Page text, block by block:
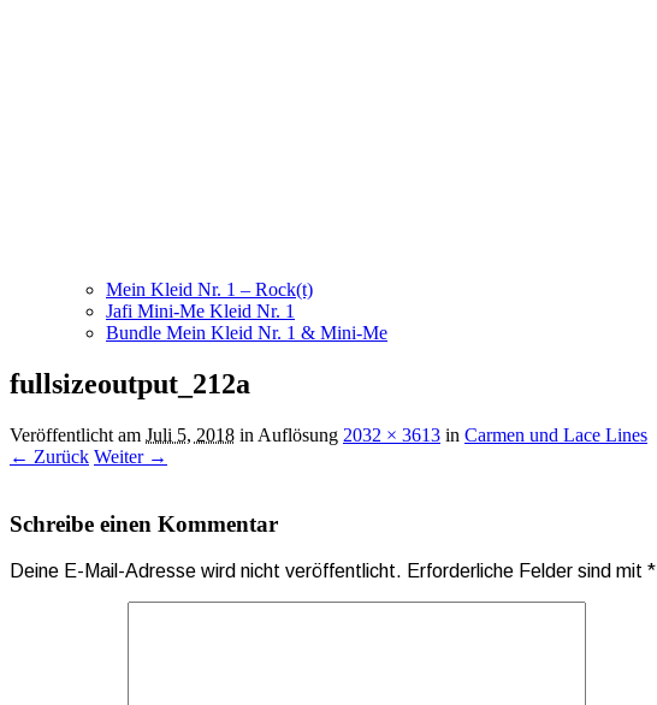
Mein Kleid Nr. 1 – Rock(t)
Jafi Mini-Me Kleid Nr. 1
Bundle Mein Kleid Nr. 1 & Mini-Me
fullsizeoutput_212a
Veröffentlicht am Juli 5, 2018 in Auflösung 2032 × 3613 in Carmen und Lace Lines
← Zurück Weiter →
Schreibe einen Kommentar
Deine E-Mail-Adresse wird nicht veröffentlicht. Erforderliche Felder sind mit *